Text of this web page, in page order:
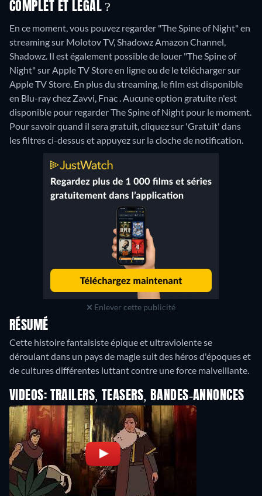
COMPLET ET LÉGAL ?
En ce moment, vous pouvez regarder "The Spine of Night" en
streaming sur Molotov TV, Shadowz Amazon Channel,
Shadowz. Il est également possible de louer "The Spine of
Night" sur Apple TV Store en ligne ou de le télécharger sur
Apple TV Store. En plus du streaming, le film est disponible
en Blu-ray chez Zavvi, Fnac .Aucune option gratuite n'est
disponible pour regarder The Spine of Night pour le moment.
Pour savoir quand il sera gratuit, cliquez sur 'Gratuit' dans
les filtres ci-dessus et appuyez sur la cloche de notification.
Enlever cette publicité
RÉSUMÉ
Cette histoire fantaisiste épique et ultraviolente se
déroulant dans un pays de magie suit des héros d'époques et
de cultures différentes luttant contre une force malveillante.
VIDEOS: TRAILERS, TEASERS, BANDES-ANNONCES